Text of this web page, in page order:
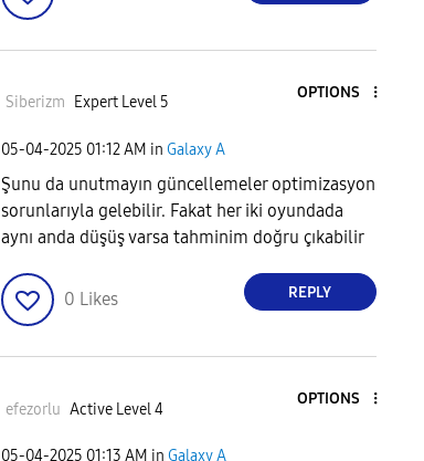
Siberizm Expert Level 5
OPTIONS
‎05-04-2025 01:12 AM in Galaxy A
Şunu da unutmayın güncellemeler optimizasyon
sorunlarıyla gelebilir. Fakat her iki oyundada
aynı anda düşüş varsa tahminim doğru çıkabilir
0 Likes REPLY
efezorlu Active Level 4
OPTIONS
‎05-04-2025 01:13 AM in Galaxy A